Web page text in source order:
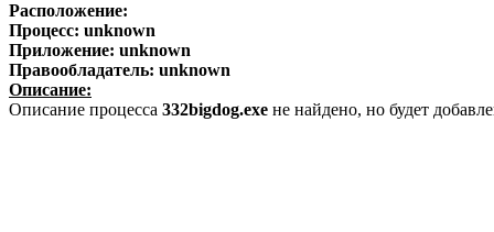
Расположение:
Процесс: unknown
Приложение: unknown
Правообладатель: unknown
Описание:
Описание процесса 332bigdog.exe не найдено, но будет